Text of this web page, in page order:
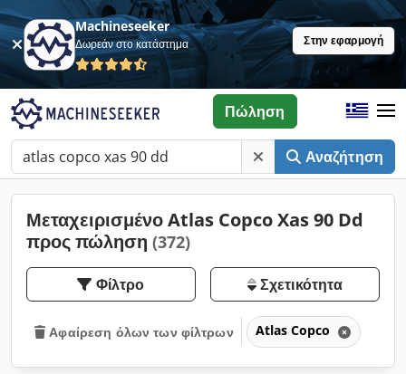
Machineseeker
Δωρεάν στο κατάστημα Στην εφαρμογή
Αναζήτηση
Πώληση
Μεταχειρισμένο Atlas Copco Xas 90 Dd
προς πώληση (372)
Φίλτρο Σχετικότητα
Αφαίρεση όλων των φίλτρων Atlas Copco